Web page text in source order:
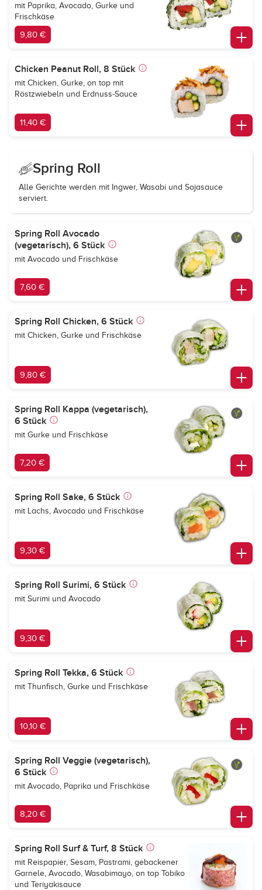
mit Paprika, Avocado, Gurke und
Frischkäse
9,80 €
Chicken Peanut Roll, 8 Stück
mit Chicken, Gurke, on top mit
Röstzwiebeln und Erdnuss-Sauce
11,40 €
Spring Roll
Alle Gerichte werden mit Ingwer, Wasabi und Sojasauce
serviert.
Spring Roll Avocado
(vegetarisch), 6 Stück
mit Avocado und Frischkäse
7,60 €
Spring Roll Chicken, 6 Stück
mit Chicken, Gurke und Frischkäse
9,80 €
Spring Roll Kappa (vegetarisch),
6 Stück
mit Gurke und Frischkäse
7,20 €
Spring Roll Sake, 6 Stück
mit Lachs, Avocado und Frischkäse
9,30 €
Spring Roll Surimi, 6 Stück
mit Surimi und Avocado
9,30 €
Spring Roll Tekka, 6 Stück
mit Thunfisch, Gurke und Frischkäse
10,10 €
Spring Roll Veggie (vegetarisch),
6 Stück
mit Avocado, Paprika und Frischkäse
8,20 €
Spring Roll Surf & Turf, 8 Stück
mit Reispapier, Sesam, Pastrami, gebackener
Garnele, Avocado, Wasabimayo, on top Tobiko
und Teriyakisauce